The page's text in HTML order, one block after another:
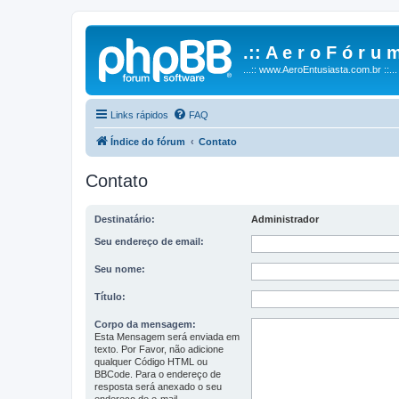
.:: A e r o F ó r u
...:: www.AeroEntusiasta.com.br ::...
Links rápidos FAQ
Índice do fórum Contato
Contato
Destinatário: Administrador
Seu endereço de email:
Seu nome:
Título:
Corpo da mensagem:
Esta Mensagem será enviada em
texto. Por Favor, não adicione
qualquer Código HTML ou
BBCode. Para o endereço de
resposta será anexado o seu